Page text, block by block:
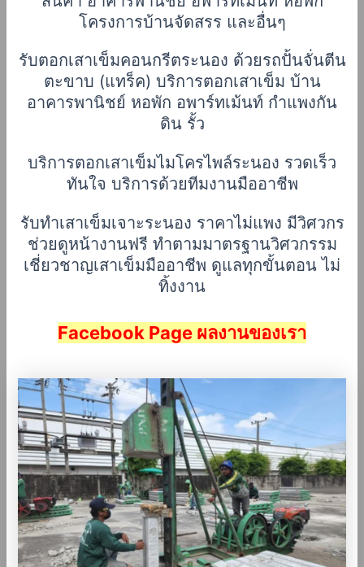
โครงการบ้านจัดสรร และอื่นๆ
รับตอกเสาเข็มคอนกรีตระนอง ด้วยรถปั้นจั่นตีน
ตะขาบ (แทร็ค) บริการตอกเสาเข็ม บ้าน
อาคารพานิชย์ หอพัก อพาร์ทเม้นท์ กำแพงกัน
ดิน รั้ว
บริการตอกเสาเข็มไมโครไพล์ระนอง รวดเร็ว
ทันใจ บริการด้วยทีมงานมืออาชีพ
รับทำเสาเข็มเจาะระนอง ราคาไม่แพง มีวิศวกร
ช่วยดูหน้างานฟรี ทำตามมาตรฐานวิศวกรรม
เชี่ยวชาญเสาเข็มมืออาชีพ ดูแลทุกขั้นตอน ไม่
ทิ้งงาน
Facebook Page ผลงานของเรา